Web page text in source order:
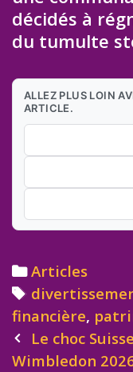
décidés à
du tumulte
ALLEZ PLUS LOIN
ARTICLE.
Categories
Articles
Tags
financière,
Post
navigation
Le choc
Wimbledon